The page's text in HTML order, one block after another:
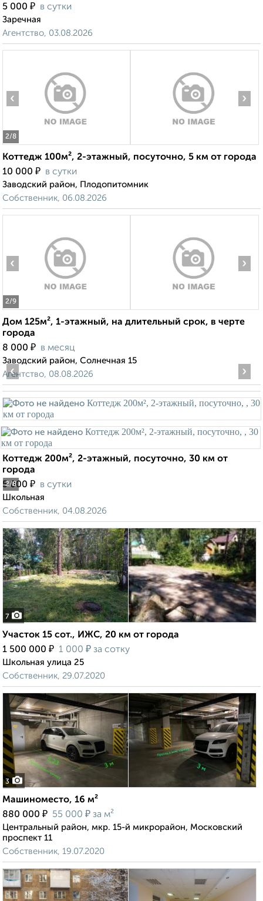
5 000 ₽ в сутки
Заречная
Агентство, 03.08.2026
2/8
‹ ›
Коттедж 100м², 2-этажный, посуточно, 5 км от города
10 000 ₽ в сутки
Заводский район, Плодопитомник
Собственник, 06.08.2026
2/9
‹ ›
Дом 125м², 1-этажный, на длительный срок, в черте
города
8 000 ₽ в месяц
Заводский район, Солнечная 15
Агентство, 08.08.2026
2/8
‹ ›
Коттедж 200м², 2-этажный, посуточно, 30 км от
города
5 000 ₽ в сутки
Школьная
Собственник, 04.08.2026
7
Участок 15 сот., ИЖС, 20 км от города
1 500 000 ₽ 1 000 ₽ за сотку
Школьная улица 25
Собственник, 29.07.2020
3
Машиноместо, 16 м²
880 000 ₽ 55 000 ₽ за м²
Центральный район, мкр. 15-й микрорайон, Московский
проспект 11
Собственник, 19.07.2020